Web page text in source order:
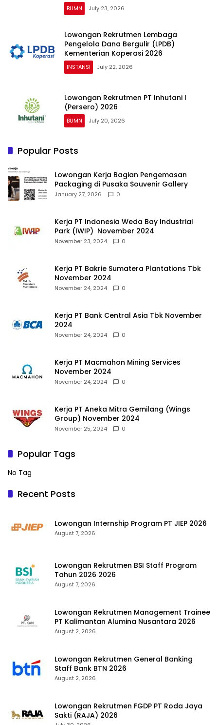
BUMN July 23, 2026
Lowongan Rekrutmen Lembaga
Pengelola Dana Bergulir (LPDB)
Kementerian Koperasi 2026
INSTANSI July 22, 2026
Lowongan Rekrutmen PT Inhutani I
(Persero) 2026
BUMN July 20, 2026
Popular Posts
Lowongan Kerja Bagian Pengemasan
Packaging di Pusaka Souvenir Gallery
January 27, 2026 0
Kerja PT Indonesia Weda Bay Industrial
Park (IWIP) November 2024
November 23, 2024 0
Kerja PT Bakrie Sumatera Plantations Tbk
November 2024
November 24, 2024 0
Kerja PT Bank Central Asia Tbk November
2024
November 24, 2024 0
Kerja PT Macmahon Mining Services
November 2024
November 24, 2024 0
Kerja PT Aneka Mitra Gemilang (Wings
Group) November 2024
November 25, 2024 0
Popular Tags
No Tag
Recent Posts
Lowongan Internship Program PT JIEP 2026
August 7, 2026
Lowongan Rekrutmen BSI Staff Program
Tahun 2026 2026
August 7, 2026
Lowongan Rekrutmen Management Trainee
PT Kalimantan Alumina Nusantara 2026
August 2, 2026
Lowongan Rekrutmen General Banking
Staff Bank BTN 2026
August 2, 2026
Lowongan Rekrutmen FGDP PT Roda Jaya
Sakti (RAJA) 2026